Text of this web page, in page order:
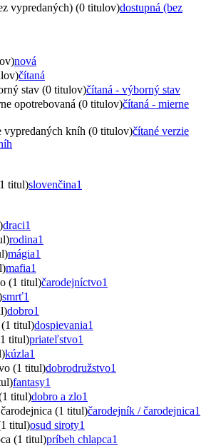
vypredaných) (0 titulov)dostupná (bez
nová
čítaná
stav (0 titulov)čítaná - výborný stav
opotrebovaná (0 titulov)čítaná - mierne
vypredaných kníh (0 titulov)čítané verzie
titul)slovenčina1
draci1
rodina1
mágia1
mafia1
(1 titul)čarodejníctvo1
smrť1
dobro1
(1 titul)dospievania1
titul)priateľstvo1
kúzla1
(1 titul)dobrodružstvo1
fantasy1
titul)dobro a zlo1
(1 titul)čarodejník / čarodejnica1
titul)osud siroty1
(1 titul)príbeh chlapca1